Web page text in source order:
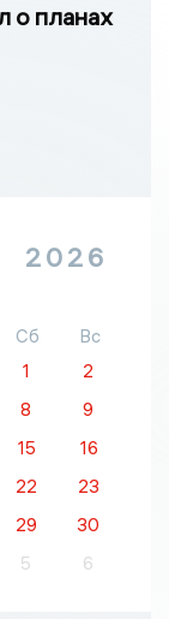
о планах
2026
Сб
Вс
1
2
8
9
15
16
22
23
29
30
5 6